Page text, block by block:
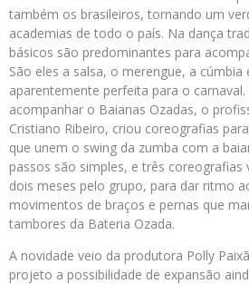
também os brasileiros, tornando um
academias de todo o país. Na dança
básicos são predominantes para
São eles a salsa, o merengue, a
aparentemente perfeita para o
acompanhar o Baianas Ozadas, o
Cristiano Ribeiro, criou coreografias
que unem o swing da zumba com a
passos são simples, e três coreografias
dois meses pelo grupo, para dar ritmo
movimentos de braços e pernas que
tambores da Bateria Ozada.
A novidade veio da produtora Polly
projeto a possibilidade de expansão